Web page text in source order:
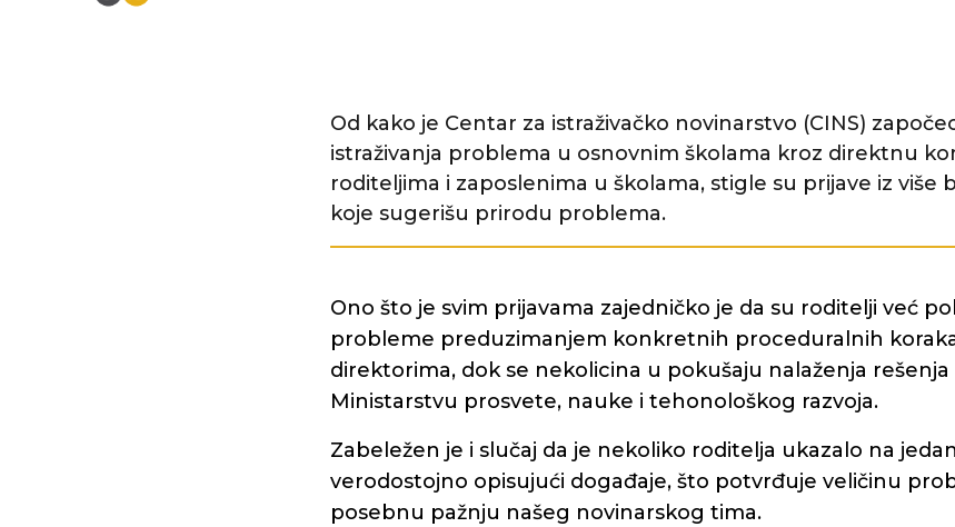
Od kako je Centar za istraživačko novinarstvo (CINS)
istraživanja problema u osnovnim školama kroz direktnu
roditeljima i zaposlenima u školama, stigle su prijave iz više
koje sugerišu prirodu problema.
Ono što je svim prijavama zajedničko je da su roditelji već
probleme preduzimanjem konkretnih proceduralnih
direktorima, dok se nekolicina u pokušaju nalaženja rešenja
Ministarstvu prosvete, nauke i tehonološkog razvoja.
Zabeležen je i slučaj da je nekoliko roditelja ukazalo na
verodostojno opisujući događaje, što potvrđuje veličinu
posebnu pažnju našeg novinarskog tima.